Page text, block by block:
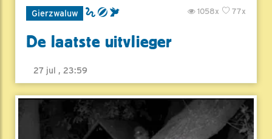
Gierzwaluw 77x
1058x
De laatste uitvlieger
27 jul , 23:59